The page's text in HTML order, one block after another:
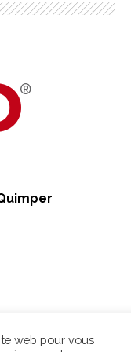
experts de netao
web pour vous